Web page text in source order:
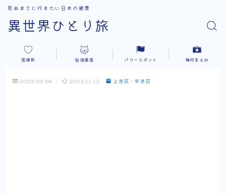
異世界ひとり旅
死ぬまでに行きたい日本の絶景
宿場町 秘境集落 パワースポット 機材まとめ
2023.03.08 2023.11.13 上京区・中京区